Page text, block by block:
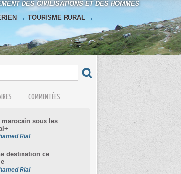
DES CIVILISATIONS ET DES HOMMES
TOURISME RURAL
COMMENTÉES
marocain sous les
Rial
destination de
Rial